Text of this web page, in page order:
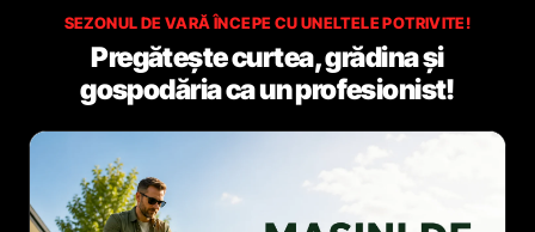
SEZONUL DE VARĂ ÎNCEPE CU UNELTELE POTRIVITE!
Pregătește curtea, grădina și
gospodăria ca un profesionist!